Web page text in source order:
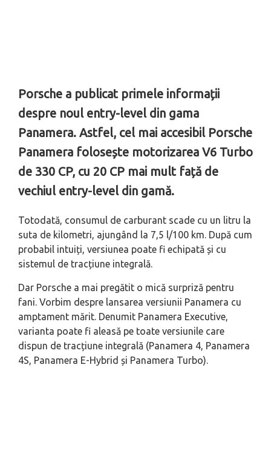
Porsche a publicat primele informații
despre noul entry-level din gama
Panamera. Astfel, cel mai accesibil Porsche
Panamera folosește motorizarea V6 Turbo
de 330 CP, cu 20 CP mai mult față de
vechiul entry-level din gamă.
Totodată, consumul de carburant scade cu un litru la
suta de kilometri, ajungând la 7,5 l/100 km. După cum
probabil intuiți, versiunea poate fi echipată și cu
sistemul de tracțiune integrală.
Dar Porsche a mai pregătit o mică surpriză pentru
fani. Vorbim despre lansarea versiunii Panamera cu
amptament mărit. Denumit Panamera Executive,
varianta poate fi aleasă pe toate versiunile care
dispun de tracțiune integrală (Panamera 4, Panamera
4S, Panamera E-Hybrid și Panamera Turbo).